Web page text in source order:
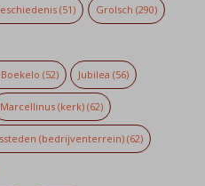
(51) Grolsch (290)
(52) Jubilea (56)
Marcellinus (kerk)(62)
(bedrijventerrein)(62)